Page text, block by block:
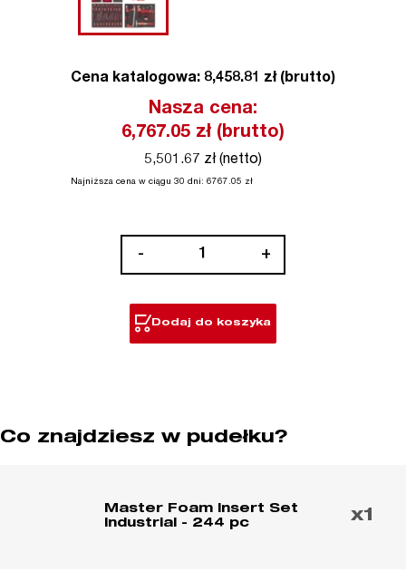
Cena katalogowa: 8,458.81 zł (brutto)
Nasza cena:
6,767.05 zł (brutto)
5,501.67 zł (netto)
Najniższa cena w ciągu 30 dni: 6767.05 zł
-
piankowych
przemysłowych
+
Dodaj do koszyka
Co znajdziesz w pudełku?
Master Foam Insert Set
Industrial - 244 pc
x1